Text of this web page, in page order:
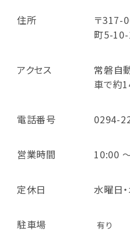
住所
〒317-
町5-
アクセス
常磐自
車で約
電話番号 0294-
営業時間 10:00
定休日 水曜日
駐車場 有り